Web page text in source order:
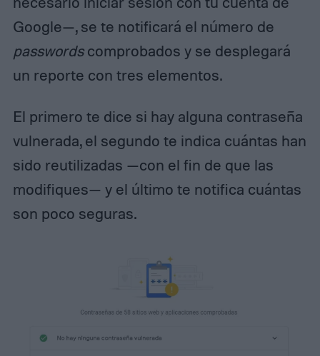
Google—, se te notificará el número de
passwordscomprobados y se desplegará
un reporte con tres elementos.
El primero te dice si hay alguna contraseña
vulnerada, el segundo te indica cuántas han
sido reutilizadas —con el fin de que las
modifiques— y el último te notifica cuántas
son poco seguras.